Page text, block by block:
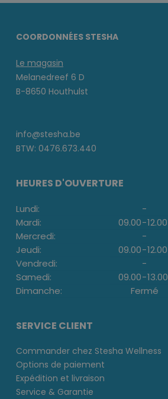
COORDONNÉES STESHA
Le magasin
Melanedreef 6 D
B-8650 Houthulst
info@stesha.be
BTW: 0476.673.440
HEURES D'OUVERTURE
Lundi: -
Mardi:
09.00-12.00
Mercredi:
-
Jeudi:
09.00-12.00
Vendredi:
-
Samedi:
09.00-13.00
Dimanche:
Fermé
SERVICE CLIENT
Commander chez Stesha Wellness
Options de paiement
Expédition et livraison
Service & Garantie